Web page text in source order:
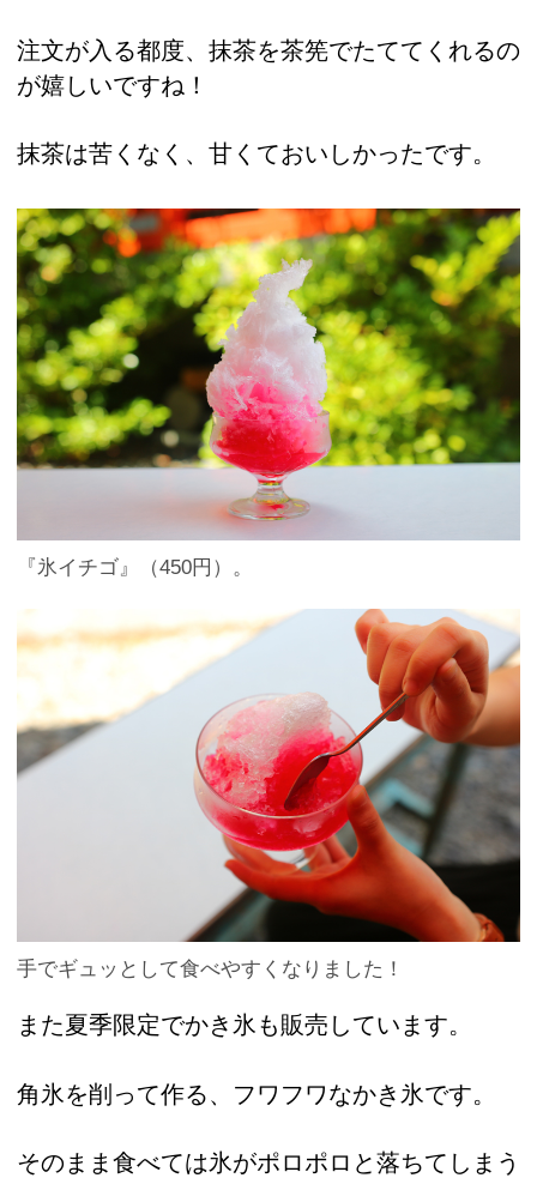
注文が入る都度、抹茶を茶筅でたててくれるの
が嬉しいですね！
抹茶は苦くなく、甘くておいしかったです。
『氷イチゴ』（450円）。
手でギュッとして食べやすくなりました！
また夏季限定でかき氷も販売しています。
角氷を削って作る、フワフワなかき氷です。
そのまま食べては氷がポロポロと落ちてしまう